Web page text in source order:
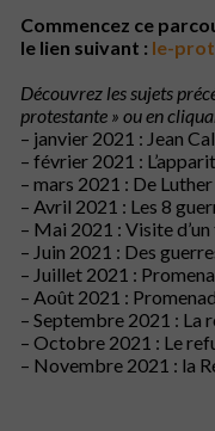
Commencez ce
le lien suivant : le-
Découvrez les sujets
protestante » ou en
– janvier 2021 : Jean
– février 2021 :
– mars 2021 : De
– Avril 2021 : Les 8
– Mai 2021 : Visite
– Juin 2021 : Des
– Juillet 2021 :
– Août 2021 :
– Septembre 2021 : La
– Octobre 2021 : Le
– Novembre 2021 : la